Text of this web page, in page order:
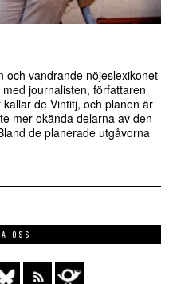
och vandrande nöjeslexikonet
journalisten, författaren
de Vintitj, och planen är
mer okända delarna av den
de planerade utgåvorna
OSS